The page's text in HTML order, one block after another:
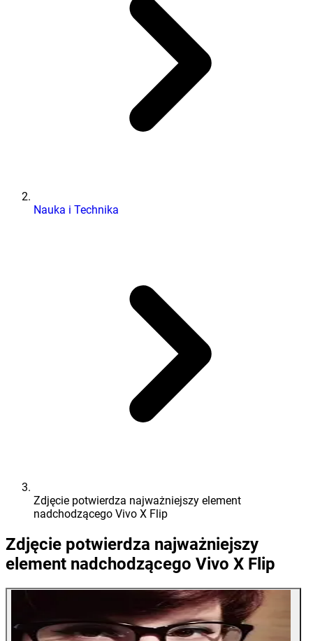
Nauka i Technika
Zdjęcie potwierdza najważniejszy element
nadchodzącego Vivo X Flip
Zdjęcie potwierdza najważniejszy
element nadchodzącego Vivo X Flip